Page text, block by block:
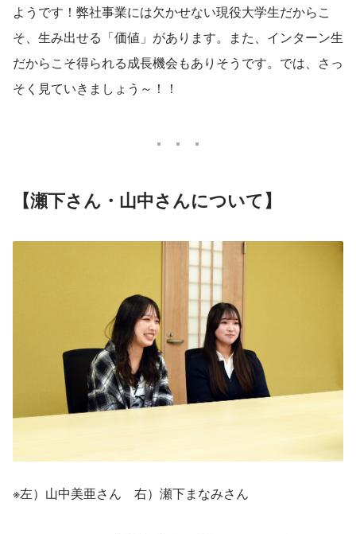
ようです！弊社事業には欠かせない現役大学生だからこ
そ、生み出せる「価値」があります。また、インターン生
だからこそ得られる成長機会もありそうです。では、さっ
そく見ていきましょう～！！
【瀬下さん・山中さんについて】
※左）山中美亜さん　右）瀬下まなみさん